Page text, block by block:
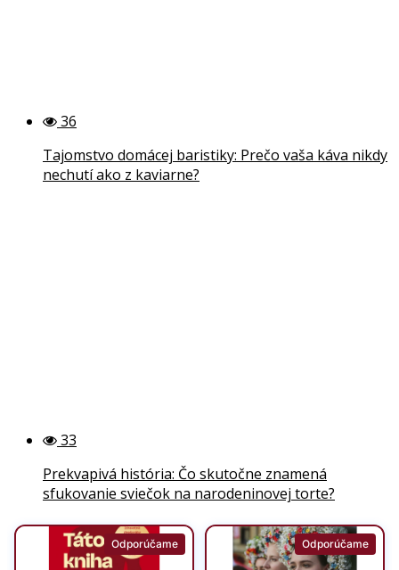
36
Tajomstvo domácej baristiky: Prečo vaša káva nikdy
nechutí ako z kaviarne?
33
Prekvapivá história: Čo skutočne znamená
sfukovanie sviečok na narodeninovej torte?